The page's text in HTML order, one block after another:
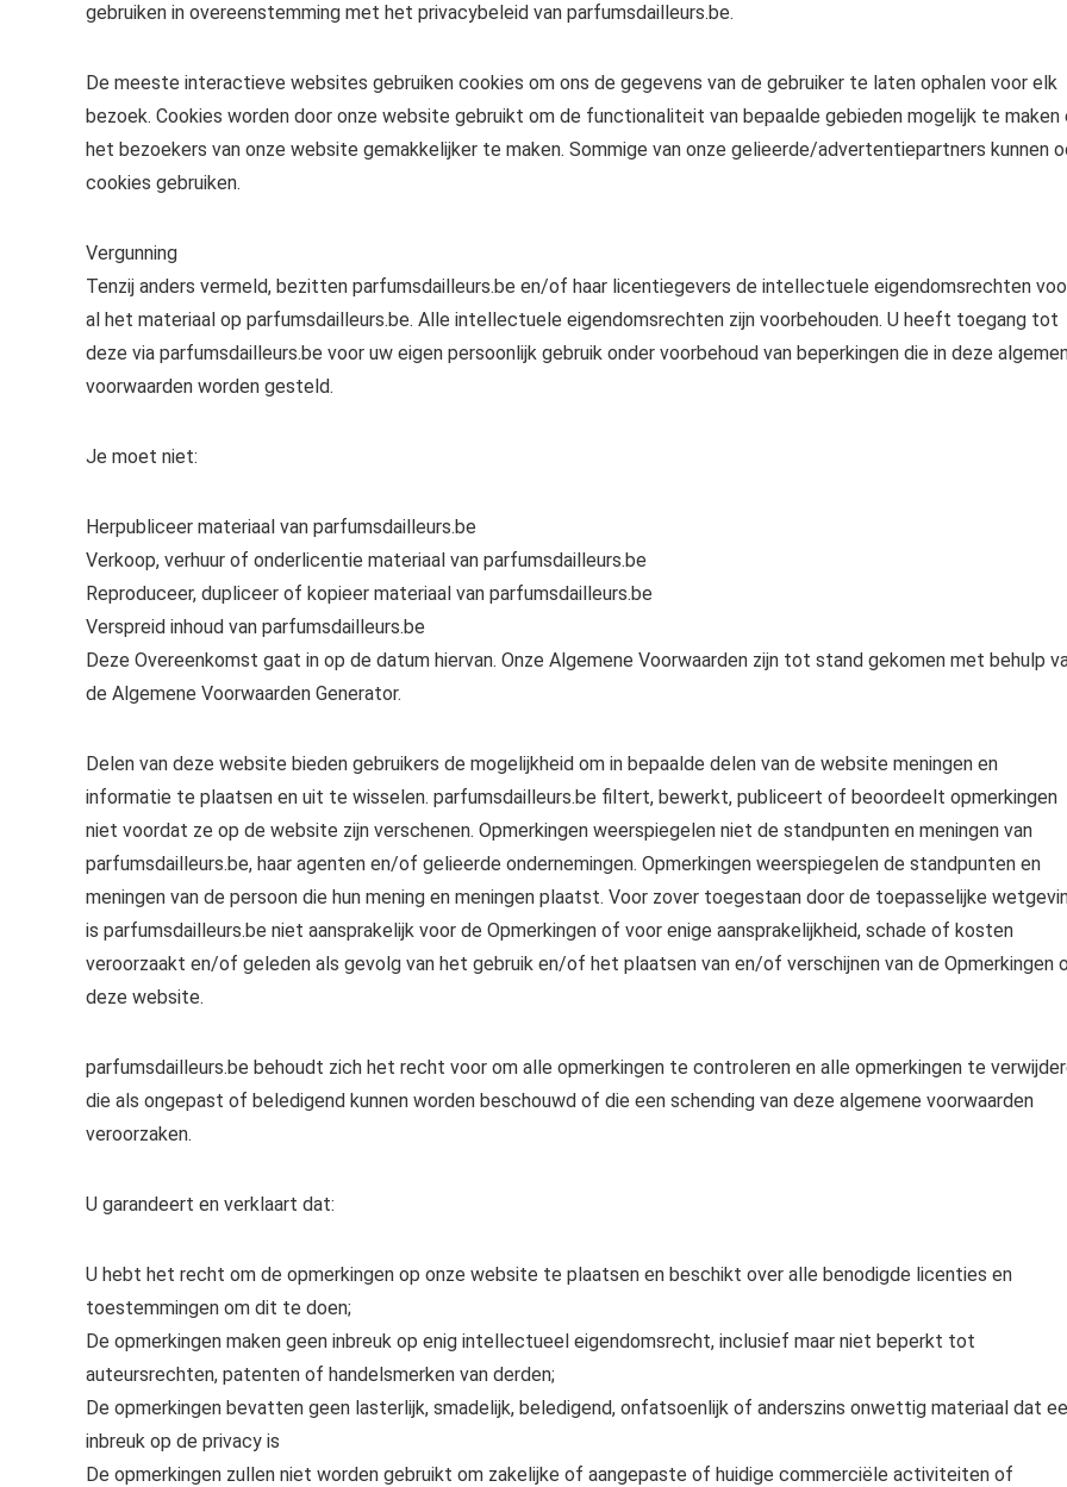
gebruiken in overeenstemming met het privacybeleid van parfumsdailleurs.be.
De meeste interactieve websites gebruiken cookies om ons de gegevens van de gebruiker te laten ophalen voor elk
bezoek. Cookies worden door onze website gebruikt om de functionaliteit van bepaalde gebieden mogelijk te maken
het bezoekers van onze website gemakkelijker te maken. Sommige van onze gelieerde/advertentiepartners kunnen
cookies gebruiken.
Vergunning
Tenzij anders vermeld, bezitten parfumsdailleurs.be en/of haar licentiegevers de intellectuele eigendomsrechten
al het materiaal op parfumsdailleurs.be. Alle intellectuele eigendomsrechten zijn voorbehouden. U heeft toegang tot
deze via parfumsdailleurs.be voor uw eigen persoonlijk gebruik onder voorbehoud van beperkingen die in deze
voorwaarden worden gesteld.
Je moet niet:
Herpubliceer materiaal van parfumsdailleurs.be
Verkoop, verhuur of onderlicentie materiaal van parfumsdailleurs.be
Reproduceer, dupliceer of kopieer materiaal van parfumsdailleurs.be
Verspreid inhoud van parfumsdailleurs.be
Deze Overeenkomst gaat in op de datum hiervan. Onze Algemene Voorwaarden zijn tot stand gekomen met behulp
de Algemene Voorwaarden Generator.
Delen van deze website bieden gebruikers de mogelijkheid om in bepaalde delen van de website meningen en
informatie te plaatsen en uit te wisselen. parfumsdailleurs.be filtert, bewerkt, publiceert of beoordeelt opmerkingen
niet voordat ze op de website zijn verschenen. Opmerkingen weerspiegelen niet de standpunten en meningen van
parfumsdailleurs.be, haar agenten en/of gelieerde ondernemingen. Opmerkingen weerspiegelen de standpunten en
meningen van de persoon die hun mening en meningen plaatst. Voor zover toegestaan ​​door de toepasselijke
is parfumsdailleurs.be niet aansprakelijk voor de Opmerkingen of voor enige aansprakelijkheid, schade of kosten
veroorzaakt en/of geleden als gevolg van het gebruik en/of het plaatsen van en/of verschijnen van de Opmerkingen
deze website.
parfumsdailleurs.be behoudt zich het recht voor om alle opmerkingen te controleren en alle opmerkingen te
die als ongepast of beledigend kunnen worden beschouwd of die een schending van deze algemene voorwaarden
veroorzaken.
U garandeert en verklaart dat:
U hebt het recht om de opmerkingen op onze website te plaatsen en beschikt over alle benodigde licenties en
toestemmingen om dit te doen;
De opmerkingen maken geen inbreuk op enig intellectueel eigendomsrecht, inclusief maar niet beperkt tot
auteursrechten, patenten of handelsmerken van derden;
De opmerkingen bevatten geen lasterlijk, smadelijk, beledigend, onfatsoenlijk of anderszins onwettig materiaal dat
inbreuk op de privacy is
De opmerkingen zullen niet worden gebruikt om zakelijke of aangepaste of huidige commerciële activiteiten of